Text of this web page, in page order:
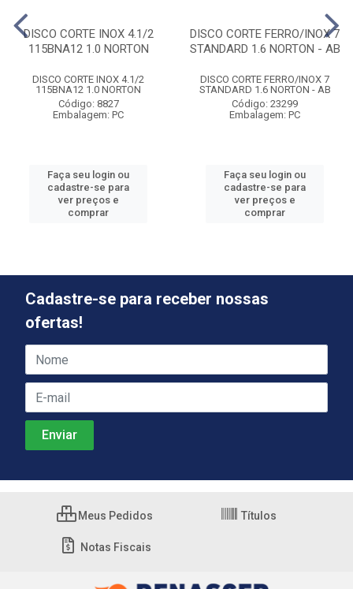
DISCO CORTE INOX 4.1/2
115BNA12 1.0 NORTON
DISCO CORTE INOX 4.1/2
115BNA12 1.0 NORTON
Código: 8827
Embalagem: PC
Faça seu login ou
cadastre-se para
ver preços e
comprar
DISCO CORTE FERRO/INOX 7
STANDARD 1.6 NORTON - AB
DISCO CORTE FERRO/INOX 7
STANDARD 1.6 NORTON - AB
Código: 23299
Embalagem: PC
Faça seu login ou
cadastre-se para
ver preços e
comprar
Cadastre-se para receber nossas
ofertas!
Meus Pedidos Títulos
Notas Fiscais